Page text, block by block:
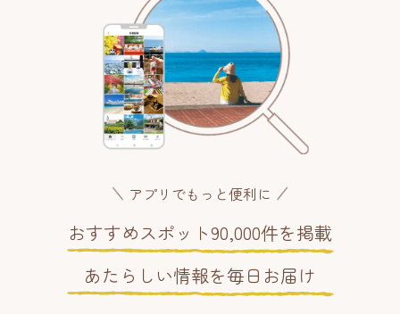
アプリでもっと便利に
おすすめスポット90,000件を掲載
あたらしい情報を毎日お届け